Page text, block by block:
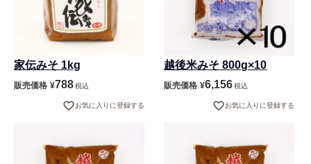
家伝みそ 1kg
販売価格 ¥788税込
お気に入りに登録する
越後米みそ 800g×10
販売価格 ¥6,156 税込
お気に入りに登録する